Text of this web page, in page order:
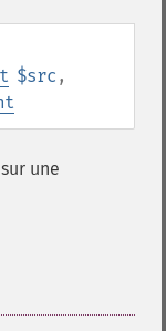
$src ,
une